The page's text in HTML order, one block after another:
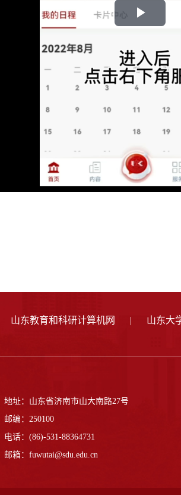
Play
山东教育和科研计算机网 |
山东大
地址：山东省济南市山大南路27号
邮编：250100
电话：(86)-531-88364731
邮箱：fuwutai@sdu.edu.cn